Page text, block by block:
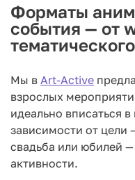
впечатлениями,
память.
работе с учетом
объединяет.
Среди преимуществ
взрослый праздник у
Живые персонажи в
становятся
Форматы
события — от
Мы в Art-Active
взрослых
идеально вписаться
зависимости от цели
свадьба или юбилей
активности.